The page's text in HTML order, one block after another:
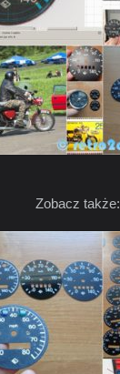
Zobacz także: